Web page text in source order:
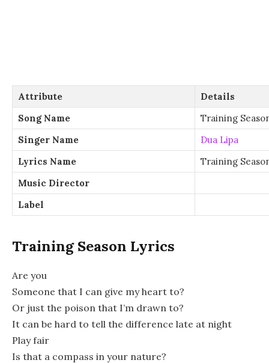
Attribute
Details
Song Name
Training
Singer Name
Dua Lipa
Lyrics Name
Training
Music Director
Label
Training Season Lyrics
Are you
Someone that I can give my heart to?
Or just the poison that I’m drawn to?
It can be hard to tell the difference late at night
Play fair
Is that a compass in your nature?